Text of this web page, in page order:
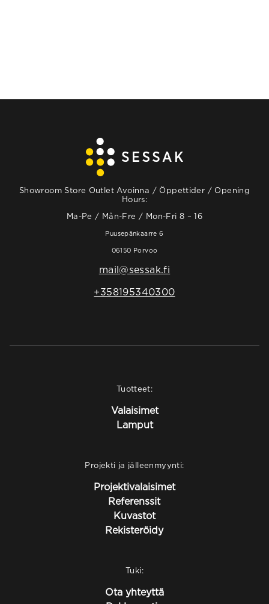
Showroom Store Outlet Avoinna / Öppettider / Opening
Hours:
Ma-Pe / Mån-Fre / Mon-Fri 8 – 16
Puusepänkaarre 6
06150 Porvoo
mail@sessak.fi
+358195340300
Tuotteet:
Valaisimet
Lamput
Projekti ja jälleenmyynti:
Projektivalaisimet
Referenssit
Kuvastot
Rekisteröidy
Tuki:
Ota yhteyttä